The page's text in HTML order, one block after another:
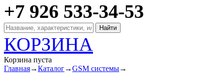
+7 926 533-34-53
КОРЗИНА
Корзина пуста
Главная→Каталог→GSM системы→